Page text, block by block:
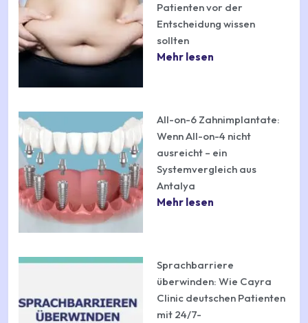
Patienten vor der
Entscheidung wissen
sollten
Mehr lesen
All-on-6 Zahnimplantate:
Wenn All-on-4 nicht
ausreicht – ein
Systemvergleich aus
Antalya
Mehr lesen
Sprachbarriere
überwinden: Wie Cayra
Clinic deutschen Patienten
mit 24/7-